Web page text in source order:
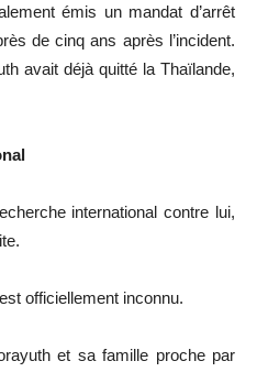
émis un mandat d’arrêt
de cinq ans après l’incident.
avait déjà quitté la Thaïlande,
international contre lui,
officiellement inconnu.
et sa famille proche par